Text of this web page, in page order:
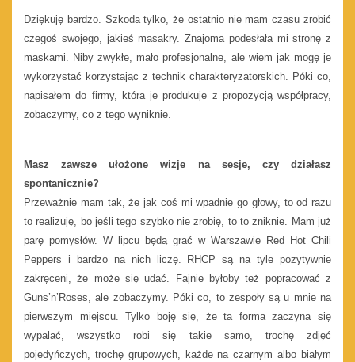
Dziękuję bardzo. Szkoda tylko, że ostatnio nie mam czasu zrobić
czegoś swojego, jakieś masakry. Znajoma podesłała mi stronę z
maskami. Niby zwykłe, mało profesjonalne, ale wiem jak mogę je
wykorzystać korzystając z technik charakteryzatorskich. Póki co,
napisałem do firmy, która je produkuje z propozycją współpracy,
zobaczymy, co z tego wyniknie.
Masz zawsze ułożone wizje na sesje, czy działasz
spontanicznie?
Przeważnie mam tak, że jak coś mi wpadnie go głowy, to od razu
to realizuję, bo jeśli tego szybko nie zrobię, to to zniknie. Mam już
parę pomysłów. W lipcu będą grać w Warszawie Red Hot Chili
Peppers i bardzo na nich liczę. RHCP są na tyle pozytywnie
zakręceni, że może się udać. Fajnie byłoby też popracować z
Guns’n’Roses, ale zobaczymy. Póki co, to zespoły są u mnie na
pierwszym miejscu. Tylko boję się, że ta forma zaczyna się
wypalać, wszystko robi się takie samo, trochę zdjęć
pojedyńczych, trochę grupowych, każde na czarnym albo białym